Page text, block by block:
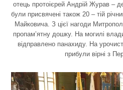
отець протоієрей Андрій Журав –
були присвячені також 20 – тій
Майковича. З цієї нагоди
пропам’ятну дошку. На могилі
відправлено панахиду. На
прибули вірні з